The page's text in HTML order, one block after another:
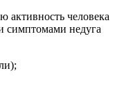
активность человека
симптомами недуга